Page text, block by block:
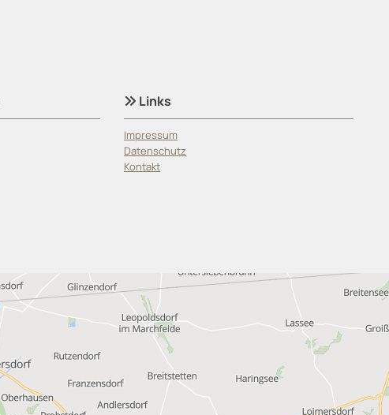
 Links
Impressum
Datenschutz
Kontakt